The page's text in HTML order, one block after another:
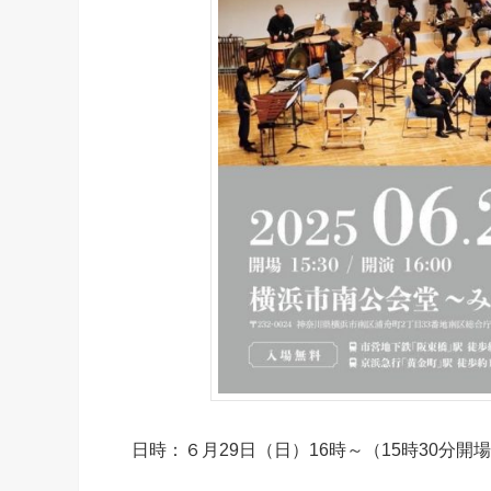
日時：６月29日（日）16時～（15時30分開